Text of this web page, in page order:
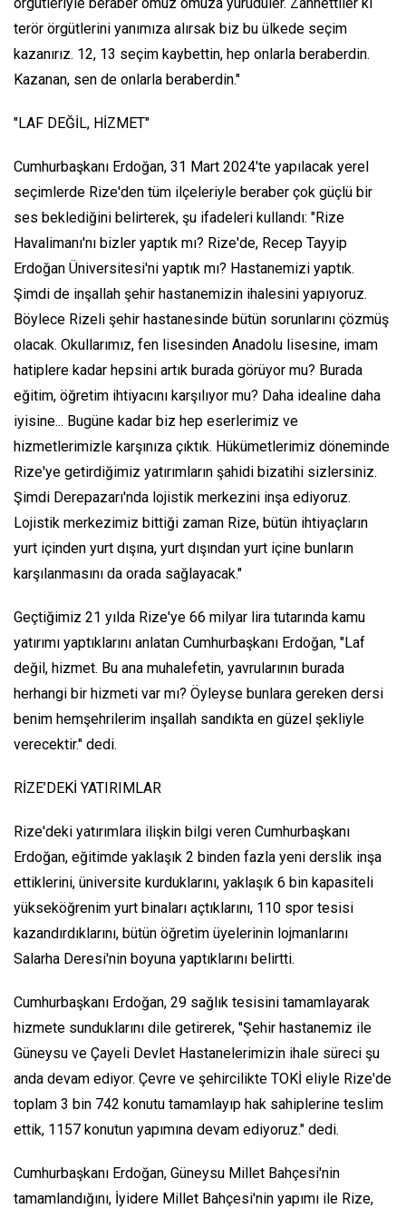
örgütleriyle beraber omuz omuza yürüdüler. Zannettiler ki
terör örgütlerini yanımıza alırsak biz bu ülkede seçim
kazanırız. 12, 13 seçim kaybettin, hep onlarla beraberdin.
Kazanan, sen de onlarla beraberdin."
"LAF DEĞİL, HİZMET"
Cumhurbaşkanı Erdoğan, 31 Mart 2024'te yapılacak yerel
seçimlerde Rize'den tüm ilçeleriyle beraber çok güçlü bir
ses beklediğini belirterek, şu ifadeleri kullandı: "Rize
Havalimanı'nı bizler yaptık mı? Rize'de, Recep Tayyip
Erdoğan Üniversitesi'ni yaptık mı? Hastanemizi yaptık.
Şimdi de inşallah şehir hastanemizin ihalesini yapıyoruz.
Böylece Rizeli şehir hastanesinde bütün sorunlarını çözmüş
olacak. Okullarımız, fen lisesinden Anadolu lisesine, imam
hatiplere kadar hepsini artık burada görüyor mu? Burada
eğitim, öğretim ihtiyacını karşılıyor mu? Daha idealine daha
iyisine... Bugüne kadar biz hep eserlerimiz ve
hizmetlerimizle karşınıza çıktık. Hükümetlerimiz döneminde
Rize'ye getirdiğimiz yatırımların şahidi bizatihi sizlersiniz.
Şimdi Derepazarı'nda lojistik merkezini inşa ediyoruz.
Lojistik merkezimiz bittiği zaman Rize, bütün ihtiyaçların
yurt içinden yurt dışına, yurt dışından yurt içine bunların
karşılanmasını da orada sağlayacak."
Geçtiğimiz 21 yılda Rize'ye 66 milyar lira tutarında kamu
yatırımı yaptıklarını anlatan Cumhurbaşkanı Erdoğan, "Laf
değil, hizmet. Bu ana muhalefetin, yavrularının burada
herhangi bir hizmeti var mı? Öyleyse bunlara gereken dersi
benim hemşehrilerim inşallah sandıkta en güzel şekliyle
verecektir." dedi.
RİZE’DEKİ YATIRIMLAR
Rize'deki yatırımlara ilişkin bilgi veren Cumhurbaşkanı
Erdoğan, eğitimde yaklaşık 2 binden fazla yeni derslik inşa
ettiklerini, üniversite kurduklarını, yaklaşık 6 bin kapasiteli
yükseköğrenim yurt binaları açtıklarını, 110 spor tesisi
kazandırdıklarını, bütün öğretim üyelerinin lojmanlarını
Salarha Deresi'nin boyuna yaptıklarını belirtti.
Cumhurbaşkanı Erdoğan, 29 sağlık tesisini tamamlayarak
hizmete sunduklarını dile getirerek, "Şehir hastanemiz ile
Güneysu ve Çayeli Devlet Hastanelerimizin ihale süreci şu
anda devam ediyor. Çevre ve şehircilikte TOKİ eliyle Rize'de
toplam 3 bin 742 konutu tamamlayıp hak sahiplerine teslim
ettik, 1157 konutun yapımına devam ediyoruz." dedi.
Cumhurbaşkanı Erdoğan, Güneysu Millet Bahçesi'nin
tamamlandığını, İyidere Millet Bahçesi'nin yapımı ile Rize,